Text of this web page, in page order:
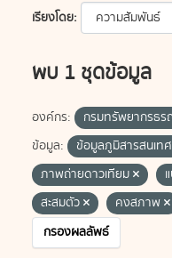
เรียงโดย
พบ 1 ชุดข้อมูล
องค์กร: กรมทรัพยากรธ
ข้อมูล:
ข้อมูลภูมิสารสนเท
ภาพถ่ายดาวเทียม
สะสมตัว
คงสภาพ
กรองผลลัพธ์